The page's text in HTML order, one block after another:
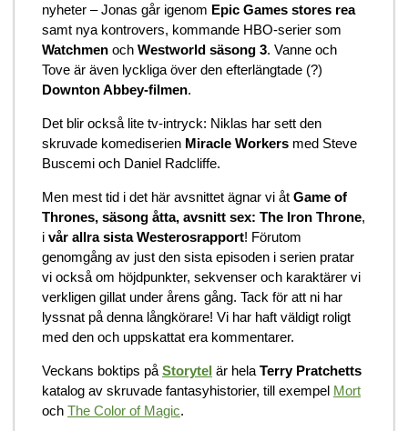
nyheter – Jonas går igenom Epic Games stores rea
samt nya kontrovers, kommande HBO-serier som
Watchmen och Westworld säsong 3. Vanne och
Tove är även lyckliga över den efterlängtade (?)
Downton Abbey-filmen.
Det blir också lite tv-intryck: Niklas har sett den
skruvade komediserien Miracle Workers med Steve
Buscemi och Daniel Radcliffe.
Men mest tid i det här avsnittet ägnar vi åt Game of
Thrones, säsong åtta, avsnitt sex: The Iron Throne,
i vår allra sista Westerosrapport! Förutom
genomgång av just den sista episoden i serien pratar
vi också om höjdpunkter, sekvenser och karaktärer vi
verkligen gillat under årens gång. Tack för att ni har
lyssnat på denna långkörare! Vi har haft väldigt roligt
med den och uppskattat era kommentarer.
Veckans boktips på Storytel är hela Terry Pratchetts
katalog av skruvade fantasyhistorier, till exempel Mort
och The Color of Magic.